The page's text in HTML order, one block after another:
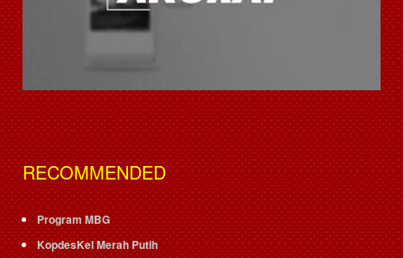
RECOMMENDED
Program MBG
KopdesKel Merah Putih